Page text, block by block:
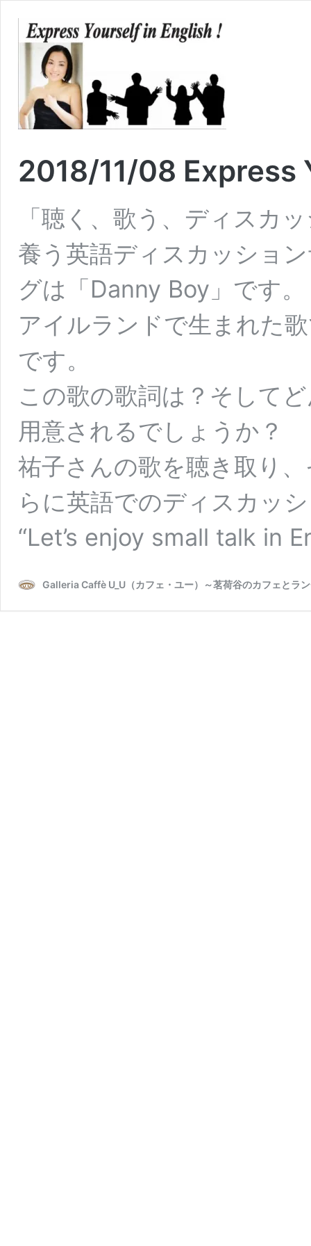
2018/11/08 Express
「聴く、歌う、ディスカ
養う英語ディスカッショ
グは「Danny Boy」です。
アイルランドで生まれた
です。
この歌の歌詞は？そして
用意されるでしょうか？
祐子さんの歌を聴き取り
らに英語でのディスカッ
“Let’s enjoy small talk in
Galleria Caffè U_U（カフェ・ユー）～茗荷谷のカフェとラ